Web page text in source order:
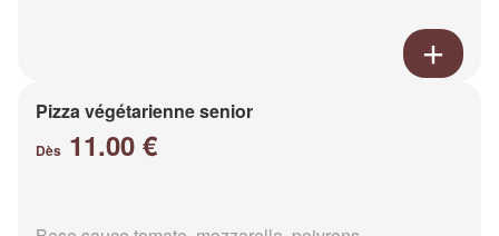
Pizza végétarienne senior
Dès 11.00 €